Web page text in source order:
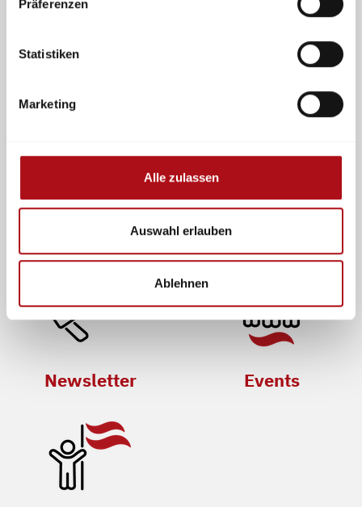
Präferenzen
Statistiken
Marketing
Alle zulassen
Auswahl erlauben
Ablehnen
Mitglied werden
Newsletter Events